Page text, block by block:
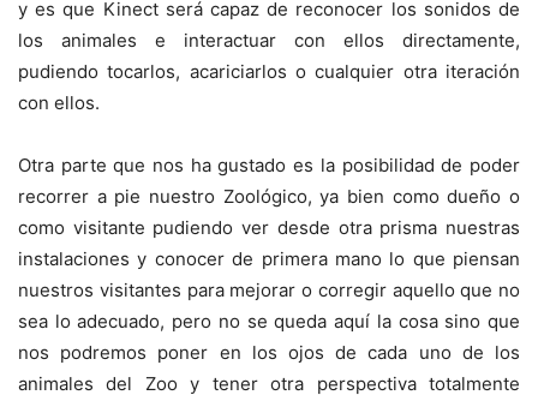
y es que Kinect será capaz de reconocer los sonidos de
los animales e interactuar con ellos directamente,
pudiendo tocarlos, acariciarlos o cualquier otra iteración
con ellos.
Otra parte que nos ha gustado es la posibilidad de poder
recorrer a pie nuestro Zoológico, ya bien como dueño o
como visitante pudiendo ver desde otra prisma nuestras
instalaciones y conocer de primera mano lo que piensan
nuestros visitantes para mejorar o corregir aquello que no
sea lo adecuado, pero no se queda aquí la cosa sino que
nos podremos poner en los ojos de cada uno de los
animales del Zoo y tener otra perspectiva totalmente